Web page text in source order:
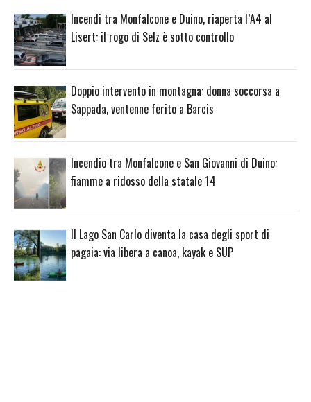
Incendi tra Monfalcone e Duino, riaperta l’A4 al
Lisert: il rogo di Selz è sotto controllo
Doppio intervento in montagna: donna soccorsa a
Sappada, ventenne ferito a Barcis
Incendio tra Monfalcone e San Giovanni di Duino:
fiamme a ridosso della statale 14
Il Lago San Carlo diventa la casa degli sport di
pagaia: via libera a canoa, kayak e SUP